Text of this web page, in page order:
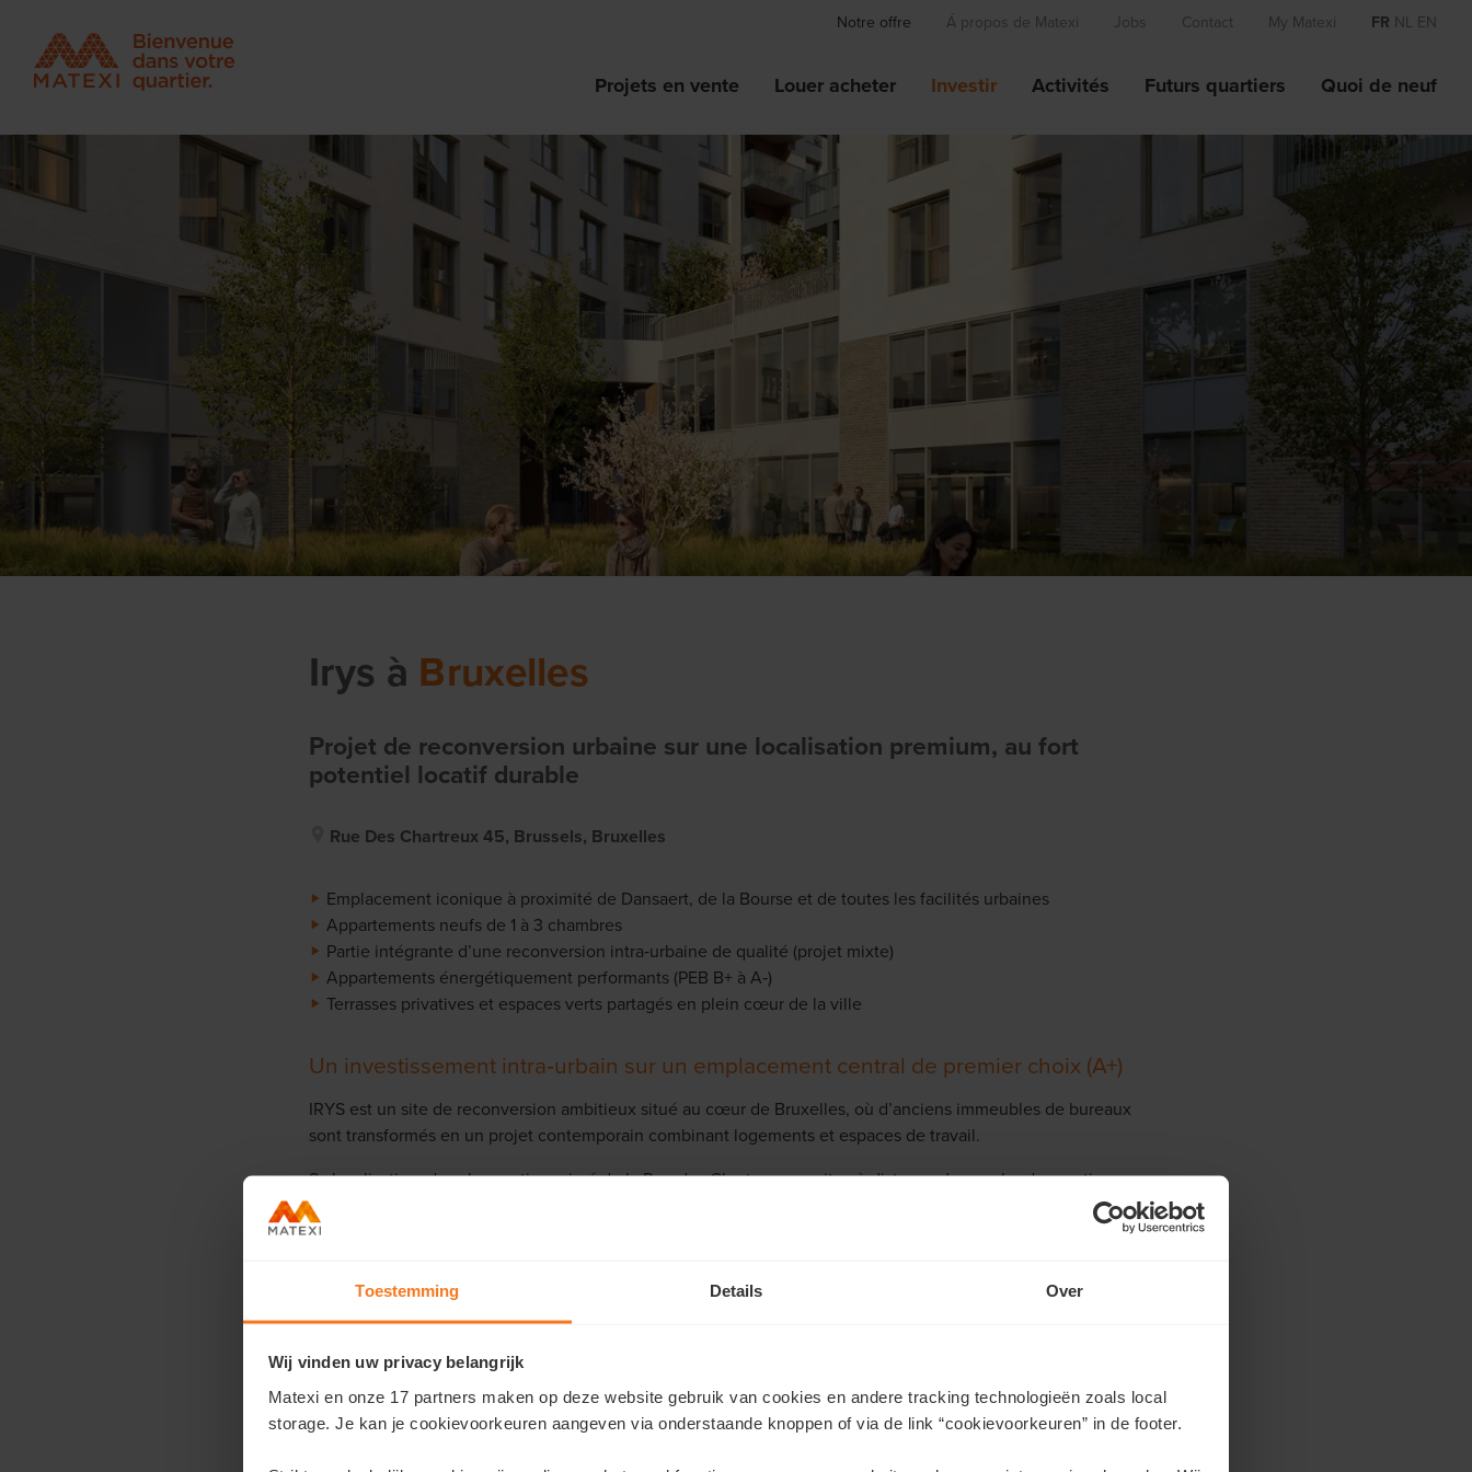
Toestemming Details Over
Wij vinden uw privacy belangrijk
Matexi en onze 17 partners maken op deze website gebruik van cookies en andere tracking technologieën zoals local
storage. Je kan je cookievoorkeuren aangeven via onderstaande knoppen of via de link “cookievoorkeuren” in de footer.
Notre offre Á propos de Matexi Jobs Contact My Matexi FR NL EN
Projets en vente Louer acheter Investir Activités Futurs quartiers Quoi de neuf
Irys à Bruxelles
Projet de reconversion urbaine sur une localisation premium, au fort
potentiel locatif durable
Rue Des Chartreux 45, Brussels, Bruxelles
Emplacement iconique à proximité de Dansaert, de la Bourse et de toutes les facilités urbaines
Appartements neufs de 1 à 3 chambres
Partie intégrante d’une reconversion intra‑urbaine de qualité (projet mixte)
Appartements énergétiquement performants (PEB B+ à A‑)
Terrasses privatives et espaces verts partagés en plein cœur de la ville
Un investissement intra‑urbain sur un emplacement central de premier choix (A+)
IRYS est un site de reconversion ambitieux situé au cœur de Bruxelles, où d’anciens immeubles de bureaux
sont transformés en un projet contemporain combinant logements et espaces de travail.
Sa localisation, dans le quartier animé de la Rue des Chartreux, se situe à distance de marche du quartier
Dansaert et de la Bourse. Elle associe dynamique urbaine et excellente accessibilité, tant par les transports en
commun que par le vélo et les grands axes routiers.
combiner habitat, travail et loisirs à proximité immédiate.
Contactez votre conseiller commercial pour plus d’informations.